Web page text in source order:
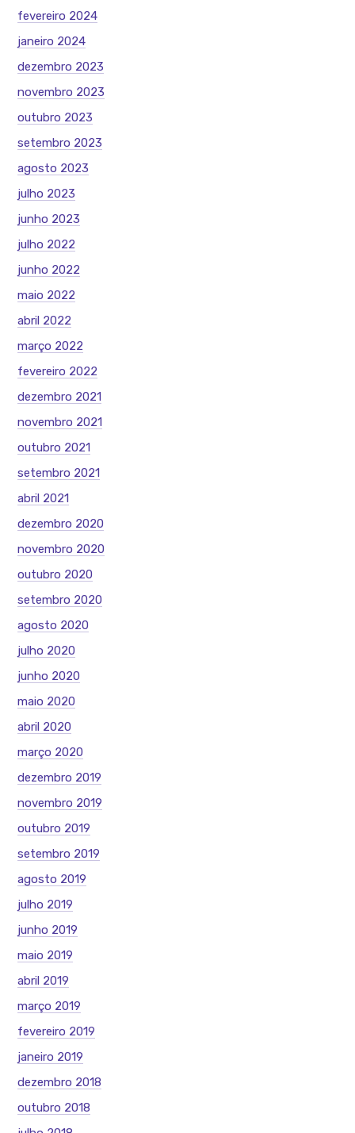
fevereiro 2024
janeiro 2024
dezembro 2023
novembro 2023
outubro 2023
setembro 2023
agosto 2023
julho 2023
junho 2023
julho 2022
junho 2022
maio 2022
abril 2022
março 2022
fevereiro 2022
dezembro 2021
novembro 2021
outubro 2021
setembro 2021
abril 2021
dezembro 2020
novembro 2020
outubro 2020
setembro 2020
agosto 2020
julho 2020
junho 2020
maio 2020
abril 2020
março 2020
dezembro 2019
novembro 2019
outubro 2019
setembro 2019
agosto 2019
julho 2019
junho 2019
maio 2019
abril 2019
março 2019
fevereiro 2019
janeiro 2019
dezembro 2018
outubro 2018